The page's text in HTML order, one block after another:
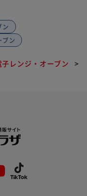
ン
ブン
子レンジ・オーブン